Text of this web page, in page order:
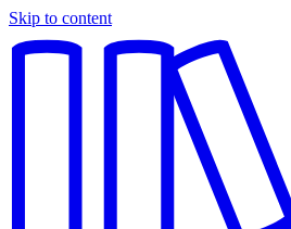
Skip to content